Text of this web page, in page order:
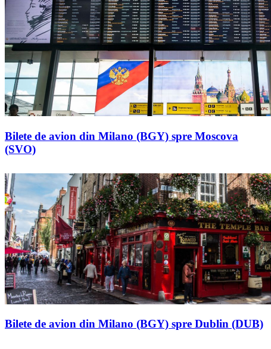
Bilete de avion din Milano (BGY) spre Moscova
(SVO)
Bilete de avion din Milano (BGY) spre Dublin (DUB)